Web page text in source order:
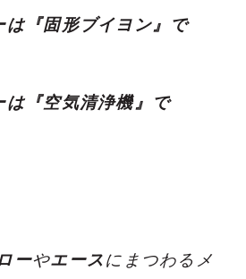
は『固形ブイヨン』で
は『空気清浄機』で
ーやエースにまつわるメ